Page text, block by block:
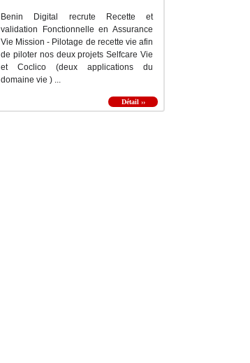
Benin Digital recrute Recette et
validation Fonctionnelle en Assurance
Vie Mission - Pilotage de recette vie afin
de piloter nos deux projets Selfcare Vie
et Coclico (deux applications du
domaine vie ) ...
Détail ››